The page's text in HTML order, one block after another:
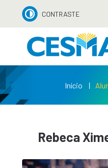
CONTRASTE
Início
Rebeca